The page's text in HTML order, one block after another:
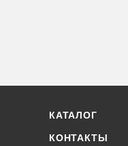
КАТАЛОГ
КОНТАКТЫ